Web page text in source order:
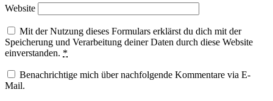
Website
Mit der Nutzung dieses Formulars erklärst du dich mit der
Speicherung und Verarbeitung deiner Daten durch diese Website
einverstanden. *
Benachrichtige mich über nachfolgende Kommentare via E-
Mail.